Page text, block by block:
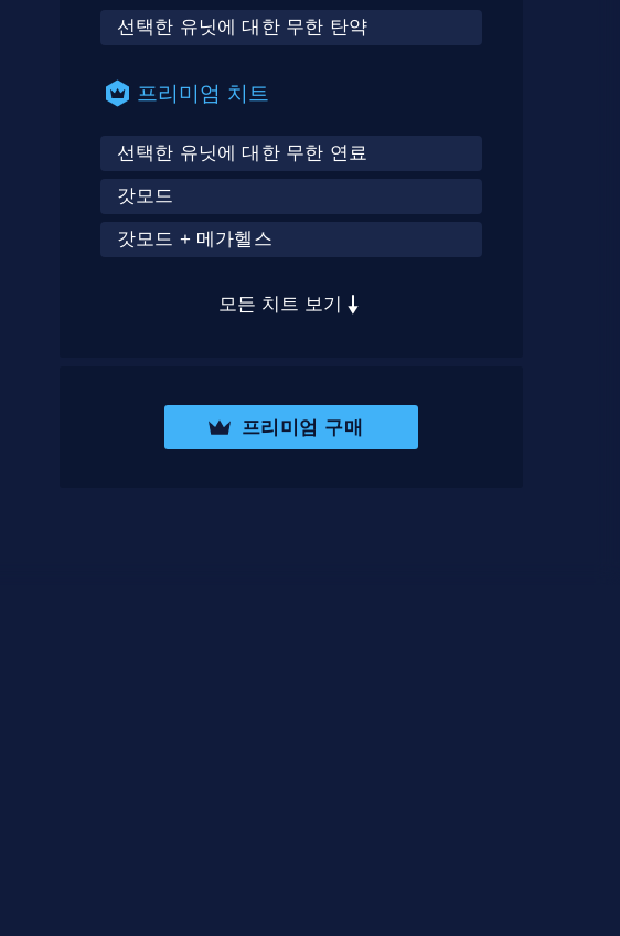
선택한 유닛에 대한 무한 탄약
프리미엄 치트
선택한 유닛에 대한 무한 연료
갓모드
갓모드 + 메가헬스
모든 치트 보기
프리미엄 구매